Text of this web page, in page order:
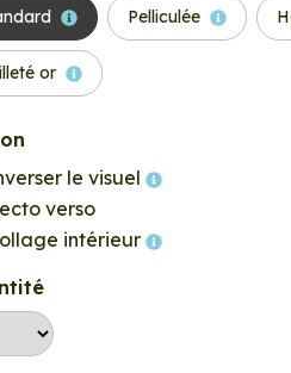
Pelliculée
or
le visuel
verso
intérieur